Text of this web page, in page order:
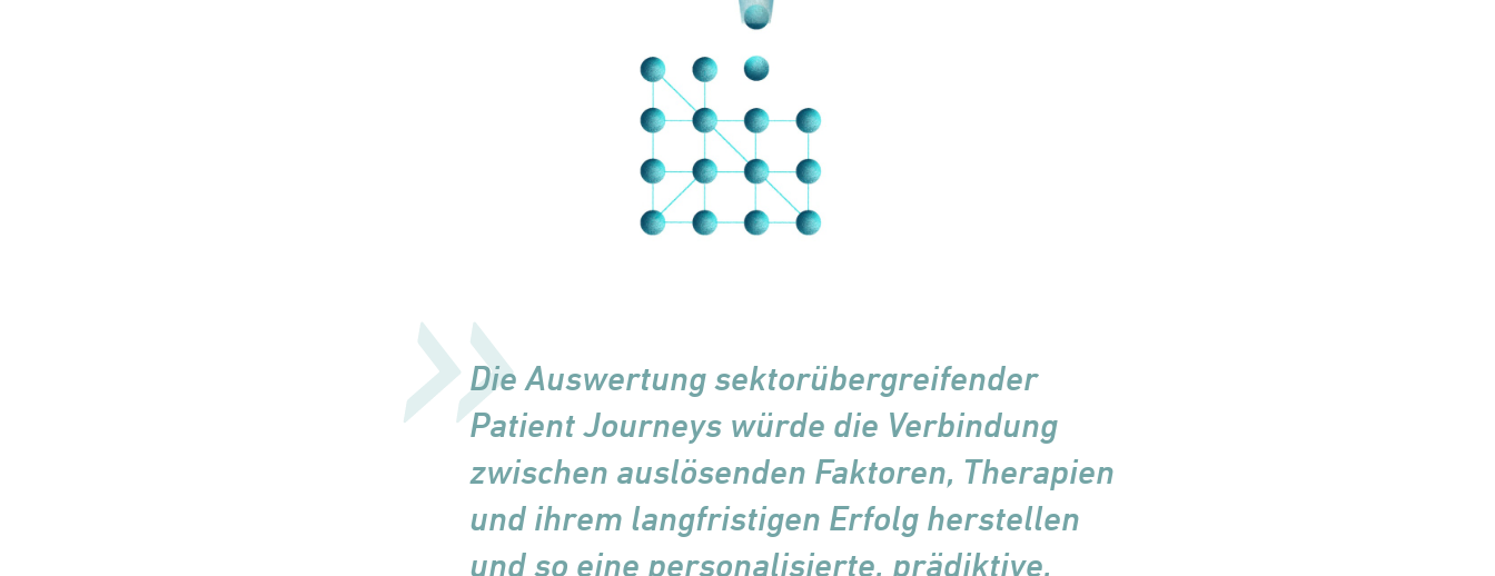
Die Auswertung sektorüber­greifender
Patient Journeys würde die Verbindung
zwischen auslösenden Faktoren, Therapien
und ihrem langfristigen Erfolg herstellen
und so eine personalisierte, prädiktive,